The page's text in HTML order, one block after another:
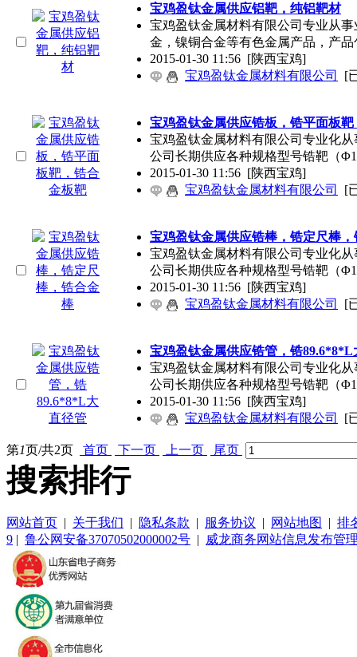
宝鸡盈钛金属供应铝靶，纯铝靶材
宝鸡盈钛金属材料有限公司专业从
金，镍铜合金等有色金属产品，产品
2015-01-30 11:56 [陕西宝鸡]
宝鸡盈钛金属材料有限公司
[
宝鸡盈钛金属供应锆板，锆平面板
宝鸡盈钛金属材料有限公司专业化
公司长期供应各种规格型号锆靶（
2015-01-30 11:56 [陕西宝鸡]
宝鸡盈钛金属材料有限公司
[
宝鸡盈钛金属供应锆棒，锆定尺棒，
宝鸡盈钛金属材料有限公司专业化
公司长期供应各种规格型号锆靶（
2015-01-30 11:56 [陕西宝鸡]
宝鸡盈钛金属材料有限公司
[
宝鸡盈钛金属供应锆管，锆89.6*8*L
宝鸡盈钛金属材料有限公司专业化
公司长期供应各种规格型号锆靶（
2015-01-30 11:56 [陕西宝鸡]
宝鸡盈钛金属材料有限公司
[
第1页/共2页 首页 下一页 上一页 尾页
搜索排行
网站首页 | 关于我们 | 隐私条款 | 服务协议 | 网站地图 | 排
9 | 鲁公网安备37070502000002号 | 威龙商务网站信息发布管